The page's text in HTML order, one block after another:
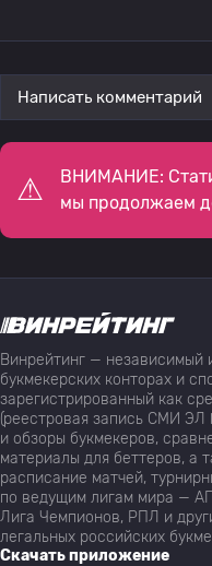
Написать комментарий
ВНИМАНИЕ:
мы продолжаем
Винрейтинг — независимый
букмекерских конторах и
зарегистрированный как
(реестровая запись СМИ
и обзоры букмекеров,
материалы для беттеров, а
расписание матчей,
по ведущим лигам мира —
Лига Чемпионов, РПЛ и
легальных российских
Скачать приложение